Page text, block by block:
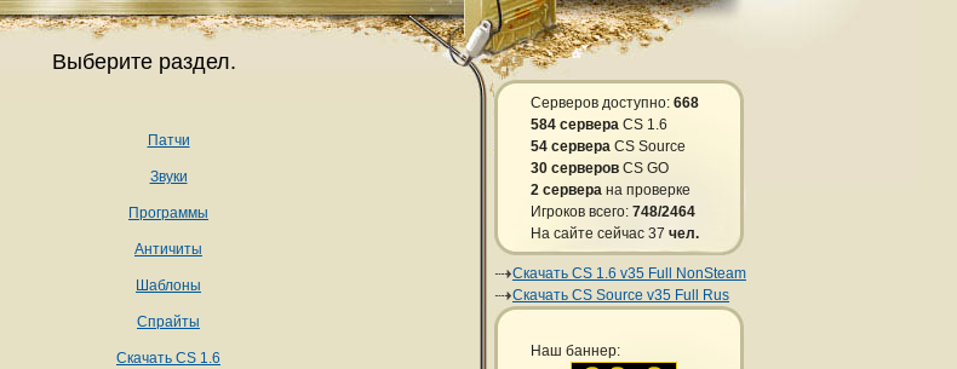
Серверов доступно: 668
584 сервера CS 1.6
54 сервера CS Source
30 серверов CS GO
2 сервера на проверке
Игроков всего: 748/2464
На сайте сейчас 37 чел.
Скачать CS 1.6 v35 Full NonSteam
Скачать CS Source v35 Full Rus
Наш баннер:
Выберите раздел.
Патчи
Звуки
Программы
Античиты
Шаблоны
Спрайты
Скачать CS 1.6